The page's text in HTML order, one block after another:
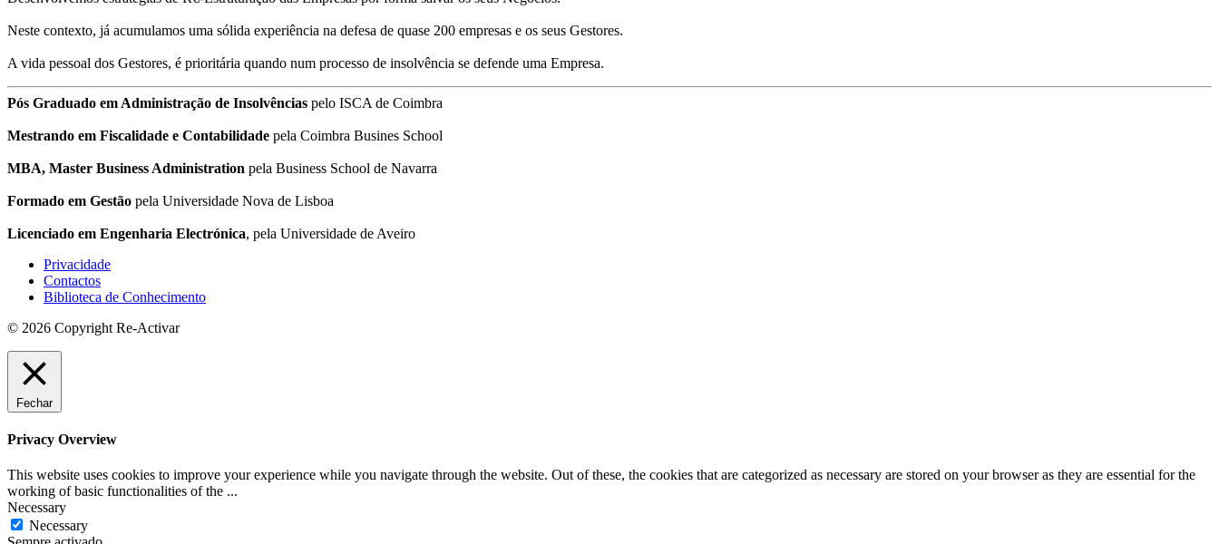
Neste contexto, já acumulamos uma sólida experiência na defesa de quase 200 empresas e os seus Gestores.
A vida pessoal dos Gestores, é prioritária quando num processo de insolvência se defende uma Empresa.
Pós Graduado em Administração de Insolvências pelo ISCA de Coimbra
Mestrando em Fiscalidade e Contabilidade pela Coimbra Busines School
MBA, Master Business Administration pela Business School de Navarra
Formado em Gestão pela Universidade Nova de Lisboa
Licenciado em Engenharia Electrónica, pela Universidade de Aveiro
Privacidade
Contactos
Biblioteca de Conhecimento
© 2026 Copyright Re-Activar
Fechar
Privacy Overview
This website uses cookies to improve your experience while you navigate through the website. Out of these, the cookies that are categorized as necessary are stored on your browser as they are essential for the
working of basic functionalities of the ...
Necessary
Necessary